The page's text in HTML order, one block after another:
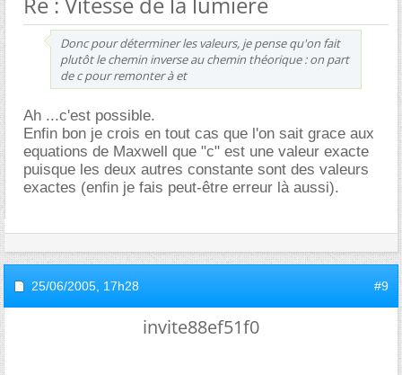
Donc pour déterminer les valeurs, je pense qu'on fait
plutôt le chemin inverse au chemin théorique : on part
de c pour remonter à et
Ah ...c'est possible.
Enfin bon je crois en tout cas que l'on sait grace aux
equations de Maxwell que "c" est une valeur exacte
puisque les deux autres constante sont des valeurs
exactes (enfin je fais peut-être erreur là aussi).
25/06/2005, 17h28 #9
invite88ef51f0